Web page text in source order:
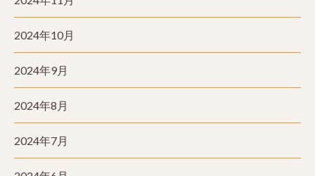
2024年10月
2024年9月
2024年8月
2024年7月